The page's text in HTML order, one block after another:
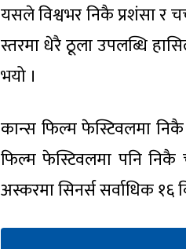
यसले विश्वभर निकै प्रशंसा र
स्तरमा धेरै ठूला उपलब्धि
भयो ।
कान्स फिल्म फेस्टिवलमा
फिल्म फेस्टिवलमा पनि
अस्करमा सिनर्स सर्वाधिक १६